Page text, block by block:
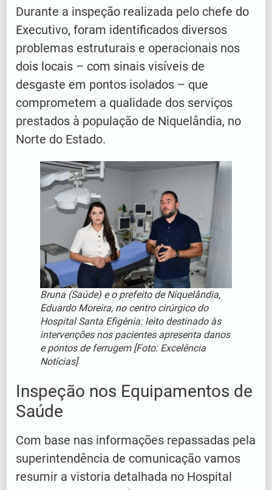
Durante a inspeção realizada pelo chefe do
Executivo, foram identificados diversos
problemas estruturais e operacionais nos
dois locais – com sinais visíveis de
desgaste em pontos isolados – que
comprometem a qualidade dos serviços
prestados à população de Niquelândia, no
Norte do Estado.
Bruna (Saúde) e o prefeito de Niquelândia,
Eduardo Moreira, no centro cirúrgico do
Hospital Santa Efigênia: leito destinado às
intervenções nos pacientes apresenta danos
e pontos de ferrugem [Foto: Excelência
Notícias]
Inspeção nos Equipamentos de
Saúde
Com base nas informações repassadas pela
superintendência de comunicação vamos
resumir a vistoria detalhada no Hospital